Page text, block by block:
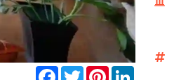
Facebook
TwitterPinterest